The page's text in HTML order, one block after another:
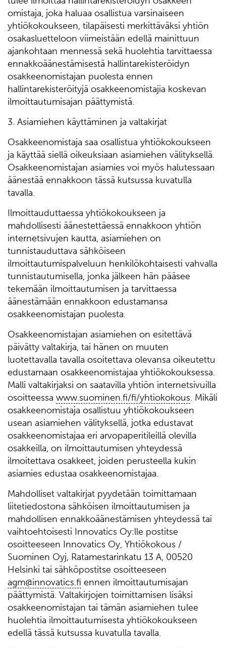
omistaja, joka haluaa osallistua varsinaiseen
yhtiökokoukseen, tilapäisesti merkittäväksi yhtiön
osakasluetteloon viimeistään edellä mainittuun
ajankohtaan mennessä sekä huolehtia tarvittaessa
ennakkoäänestämisestä hallintarekisteröidyn
osakkeenomistajan puolesta ennen
hallintarekisteröityjä osakkeenomistajia koskevan
ilmoittautumisajan päättymistä.
3. Asiamiehen käyttäminen ja valtakirjat
Osakkeenomistaja saa osallistua yhtiökokoukseen
ja käyttää siellä oikeuksiaan asiamiehen välityksellä.
Osakkeenomistajan asiamies voi myös halutessaan
äänestää ennakkoon tässä kutsussa kuvatulla
tavalla.
Ilmoittauduttaessa yhtiökokoukseen ja
mahdollisesti äänestettäessä ennakkoon yhtiön
internetsivujen kautta, asiamiehen on
tunnistauduttava sähköiseen
ilmoittautumispalveluun henkilökohtaisesti vahvalla
tunnistautumisella, jonka jälkeen hän pääsee
tekemään ilmoittautumisen ja tarvittaessa
äänestämään ennakkoon edustamansa
osakkeenomistajan puolesta.
Osakkeenomistajan asiamiehen on esitettävä
päivätty valtakirja, tai hänen on muuten
luotettavalla tavalla osoitettava olevansa oikeutettu
edustamaan osakkeenomistajaa yhtiökokouksessa.
Malli valtakirjaksi on saatavilla yhtiön internetsivuilla
osoitteessa www.suominen.fi/fi/yhtiokokous. Mikäli
osakkeenomistaja osallistuu yhtiökokoukseen
usean asiamiehen välityksellä, jotka edustavat
osakkeenomistajaa eri arvopaperitileillä olevilla
osakkeilla, on ilmoittautumisen yhteydessä
ilmoitettava osakkeet, joiden perusteella kukin
asiamies edustaa osakkeenomistajaa.
Mahdolliset valtakirjat pyydetään toimittamaan
liitetiedostona sähköisen ilmoittautumisen ja
mahdollisen ennakkoäänestämisen yhteydessä tai
vaihtoehtoisesti Innovatics Oy:lle postitse
osoitteeseen Innovatics Oy, Yhtiökokous /
Suominen Oyj, Ratamestarinkatu 13 A, 00520
Helsinki tai sähköpostitse osoitteeseen
agm@innovatics.fi ennen ilmoittautumisajan
päättymistä. Valtakirjojen toimittamisen lisäksi
osakkeenomistajan tai tämän asiamiehen tulee
huolehtia ilmoittautumisesta yhtiökokoukseen
edellä tässä kutsussa kuvatulla tavalla.